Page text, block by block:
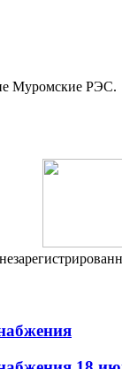
Муромские РЭС.